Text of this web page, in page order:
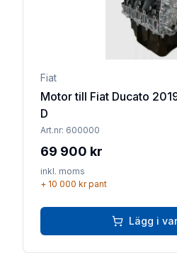
Fiat
Motor till Fiat Ducato
D
Art.nr: 600000
69 900 kr
inkl. moms
+ 10 000 krpant
Lägg i